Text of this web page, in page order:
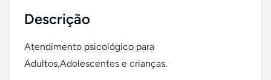
Descrição
Atendimento psicológico para
Adultos,Adolescentes e crianças.